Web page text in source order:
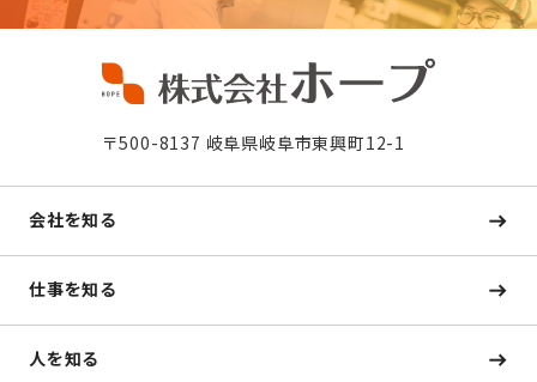
〒500-8137 岐阜県岐阜市東興町12-1
会社を知る
仕事を知る
人を知る